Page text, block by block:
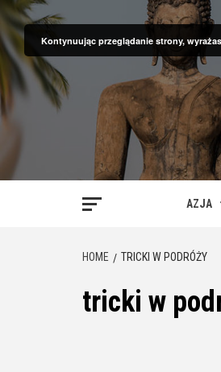
Skip
to
content
AZJA
HOME TRICKI W PODRÓŻY
tricki w
Kontynuując przeglądanie strony,